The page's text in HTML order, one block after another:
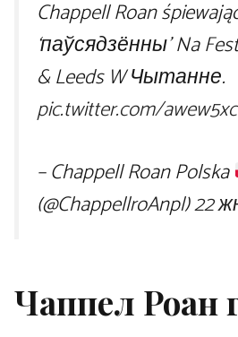
Chappell Roan
‘паўсядзённы’ Na
& Leeds W Чытанне.
pic.twitter.com/
– Chappell Roan Polska
(@ChappellroAnpl)22
Чаппел Роан